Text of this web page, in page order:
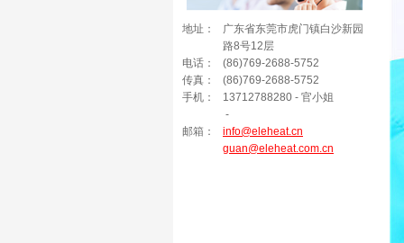
地址：
广东省东莞市虎门镇白沙新园
路8号12层
电话：
(86)769-2688-5752
传真：
(86)769-2688-5752
手机：
13712788280 - 官小姐
-
邮箱：
info@eleheat.cn
guan@eleheat.com.cn